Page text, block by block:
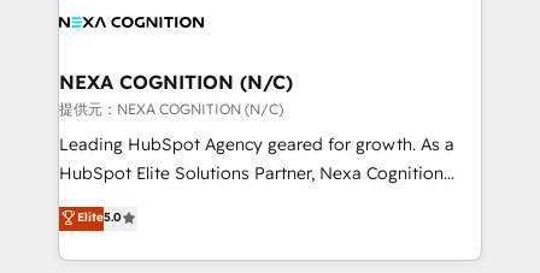
experience. Working hand-in-hand with your team,
traffic, generates better leads and crushes your
revenue goals. We've worked with thousands of
HubSpot customers and we'd love to work with you
too! Clients come to us for: Advanced CRM solutions
HubSpot Data System Migrations between systems
to HubSpot New lead generation strategies Time-
NEXA COGNITION (N/C)
提供元：NEXA COGNITION (N/C)
Leading HubSpot Agency geared for growth. As a
HubSpot Elite Solutions Partner, Nexa Cognition
ranks in the top 1% of global HubSpot Partners and
has been one of the longest-standing partners since
2012. We empower businesses to harness the full
Elite5.0